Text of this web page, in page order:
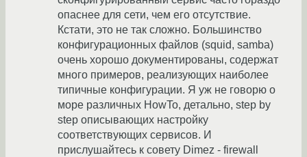
опаснее для сети, чем его отсутствие.
Кстати, это не так сложно. Большинство
конфигурационных файлов (squid, samba)
очень хорошо документированы, содержат
много примеров, реализующих наиболее
типичные конфигурации. Я уж не говорю о
море различных HowTo, детально, step by
step описывающих настройку
соответствующих сервисов. И
прислушайтесь к совету Dimez - firewall